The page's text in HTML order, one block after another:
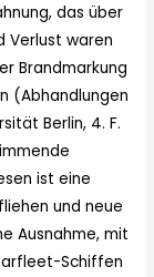
das über
Verlust waren
Brandmarkung
(Abhandlungen
Berlin, 4. F.
ist eine
und neue
Ausnahme, mit
Schiffen